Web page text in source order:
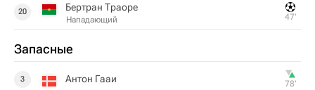
20 Бертран Траоре
Нападающий 47‎’‎
Запасные
3 Антон Гааи 78‎’‎